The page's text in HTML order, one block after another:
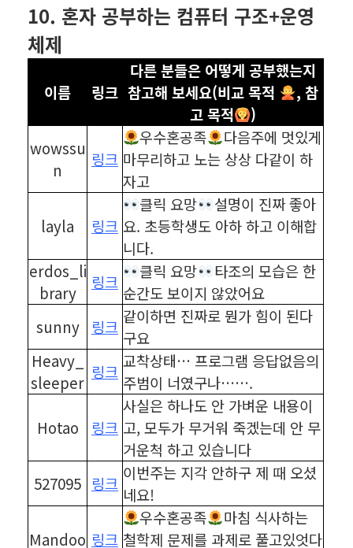
10. 혼자 공부하는 컴퓨터 구조+운영
체제
이름 링크
다른 분들은 어떻게 공부했는지
참고해 보세요(비교 목적
, 참
고 목적
)
wowssu
n
링크
우수혼공족
다음주에 멋있게
마무리하고 노는 상상 다같이 하
자고
layla 링크
클릭 요망
설명이 진짜 좋아
요. 초등학생도 아하 하고 이해합
니다.
erdos_li
brary
링크
클릭 요망
타조의 모습은 한
순간도 보이지 않았어요
sunny
링크
같이하면 진짜로 뭔가 힘이 된다
구요
Heavy_
sleeper
링크
교착상태… 프로그램 응답없음의
주범이 너였구나…….
Hotao 링크
사실은 하나도 안 가벼운 내용이
고, 모두가 무거워 죽겠는데 안 무
거운척 하고 있습니다
527095 링크
이번주는 지각 안하구 제 때 오셨
네요!
Mandoo 링크
우수혼공족
마침 식사하는
철학제 문제를 과제로 풀고있엇다